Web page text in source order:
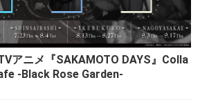
アニメ『SAKAMOTO DAYS』Colla
-Black Rose Garden-